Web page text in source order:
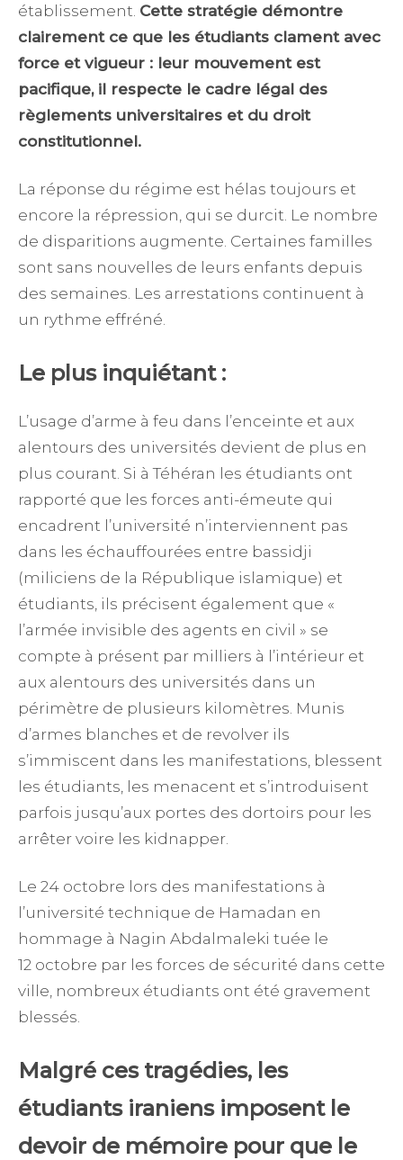
établissement. Cette stratégie démontre
clairement ce que les étudiants clament avec
force et vigueur : leur mouvement est
pacifique, il respecte le cadre légal des
règlements universitaires et du droit
constitutionnel.
La réponse du régime est hélas toujours et
encore la répression, qui se durcit. Le nombre
de disparitions augmente. Certaines familles
sont sans nouvelles de leurs enfants depuis
des semaines. Les arrestations continuent à
un rythme effréné.
Le plus inquiétant :
L’usage d’arme à feu dans l’enceinte et aux
alentours des universités devient de plus en
plus courant. Si à Téhéran les étudiants ont
rapporté que les forces anti-émeute qui
encadrent l’université n’interviennent pas
dans les échauffourées entre bassidji
(miliciens de la République islamique) et
étudiants, ils précisent également que «
l’armée invisible des agents en civil » se
compte à présent par milliers à l’intérieur et
aux alentours des universités dans un
périmètre de plusieurs kilomètres. Munis
d’armes blanches et de revolver ils
s’immiscent dans les manifestations, blessent
les étudiants, les menacent et s’introduisent
parfois jusqu’aux portes des dortoirs pour les
arrêter voire les kidnapper.
Le 24 octobre lors des manifestations à
l’université technique de Hamadan en
hommage à Nagin Abdalmaleki tuée le
12 octobre par les forces de sécurité dans cette
ville, nombreux étudiants ont été gravement
blessés.
Malgré ces tragédies, les
étudiants iraniens imposent le
devoir de mémoire pour que le